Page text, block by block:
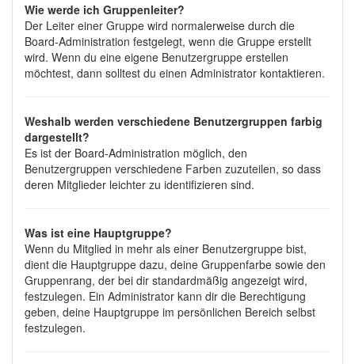
Wie werde ich Gruppenleiter?
Der Leiter einer Gruppe wird normalerweise durch die
Board-Administration festgelegt, wenn die Gruppe erstellt
wird. Wenn du eine eigene Benutzergruppe erstellen
möchtest, dann solltest du einen Administrator kontaktieren.
Weshalb werden verschiedene Benutzergruppen farbig
dargestellt?
Es ist der Board-Administration möglich, den
Benutzergruppen verschiedene Farben zuzuteilen, so dass
deren Mitglieder leichter zu identifizieren sind.
Was ist eine Hauptgruppe?
Wenn du Mitglied in mehr als einer Benutzergruppe bist,
dient die Hauptgruppe dazu, deine Gruppenfarbe sowie den
Gruppenrang, der bei dir standardmäßig angezeigt wird,
festzulegen. Ein Administrator kann dir die Berechtigung
geben, deine Hauptgruppe im persönlichen Bereich selbst
festzulegen.